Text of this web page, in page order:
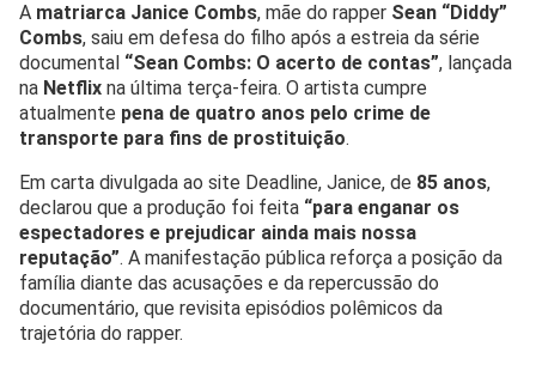
A matriarca Janice Combs, mãe do rapper Sean “Diddy”
Combs, saiu em defesa do filho após a estreia da série
documental “Sean Combs: O acerto de contas”, lançada
na Netflix na última terça-feira. O artista cumpre
atualmente pena de quatro anos pelo crime de
transporte para fins de prostituição.
Em carta divulgada ao site Deadline, Janice, de 85 anos,
declarou que a produção foi feita “para enganar os
espectadores e prejudicar ainda mais nossa
reputação”. A manifestação pública reforça a posição da
família diante das acusações e da repercussão do
documentário, que revisita episódios polêmicos da
trajetória do rapper.